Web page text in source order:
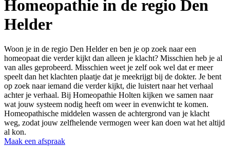
Homeopathie in de regio Den
Helder
Woon je in de regio Den Helder en ben je op zoek naar een
homeopaat die verder kijkt dan alleen je klacht? Misschien heb je al
van alles geprobeerd. Misschien weet je zelf ook wel dat er meer
speelt dan het klachten plaatje dat je meekrijgt bij de dokter. Je bent
op zoek naar iemand die verder kijkt, die luistert naar het verhaal
achter je verhaal. Bij Homeopathie Holten kijken we samen naar
wat jouw systeem nodig heeft om weer in evenwicht te komen.
Homeopathische middelen wassen de achtergrond van je klacht
weg, zodat jouw zelfhelende vermogen weer kan doen wat het altijd
al kon.
Maak een afspraak